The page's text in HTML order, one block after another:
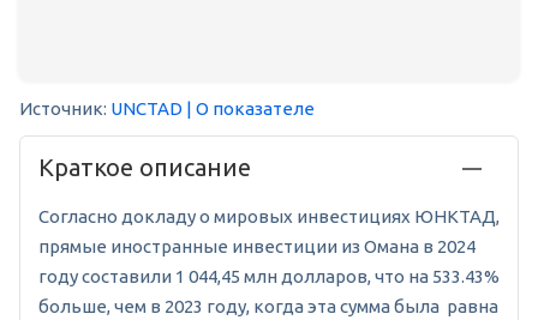
Источник: UNCTAD | О показателе
Краткое описание
Согласно докладу о мировых инвестициях ЮНКТАД,
прямые иностранные инвестиции из Омана в 2024
году составили 1 044,45 млн долларов, что на 533.43%
больше, чем в 2023 году, когда эта сумма была равна